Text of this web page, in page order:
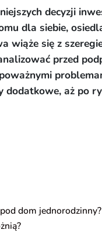
decyzji
dla siebie,
wiąże się z
przed
dodatkowe, aż po
dom jednorodzinny?